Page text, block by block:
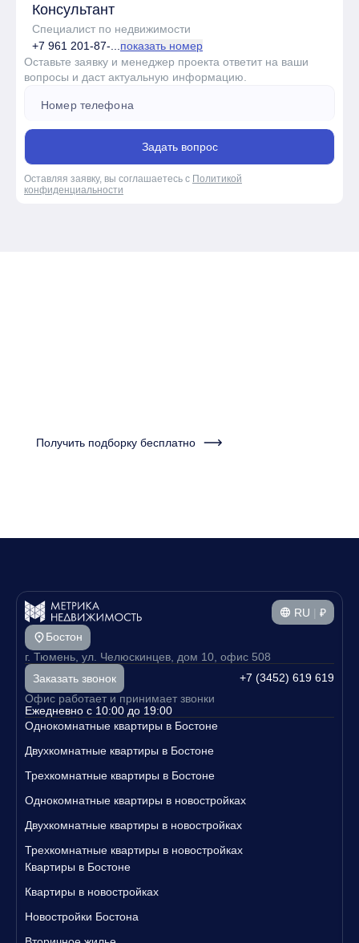
Консультант
Специалист по недвижимости
+7 961 201-87-... показать номер
Оставьте заявку и менеджер проекта ответит на ваши
вопросы и даст актуальную информацию.
Задать вопрос
Оставляя заявку, вы соглашаетесь с Политикой
конфиденциальности
Получить подборку бесплатно
RU | ₽
Бостон
г. Тюмень, ул. Челюскинцев, дом 10, офис 508
Заказать звонок
+7 (3452) 619 619
Офис работает и принимает звонки
Ежедневно с 10:00 до 19:00
Однокомнатные квартиры в Бостоне
Двухкомнатные квартиры в Бостоне
Трехкомнатные квартиры в Бостоне
Однокомнатные квартиры в новостройках
Двухкомнатные квартиры в новостройках
Трехкомнатные квартиры в новостройках
Квартиры в Бостоне
Квартиры в новостройках
Новостройки Бостона